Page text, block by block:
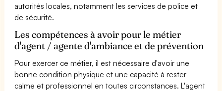
autorités locales, notamment les services de police et
de sécurité.
Les compétences à avoir pour le métier
d'agent / agente d'ambiance et de prévention
Pour exercer ce métier, il est nécessaire d'avoir une
bonne condition physique et une capacité à rester
calme et professionnel en toutes circonstances. L'agent